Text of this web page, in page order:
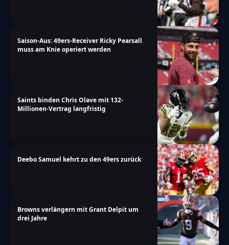
Saison-Aus: 49ers-Receiver Ricky Pearsall
muss am Knie operiert werden
Saints binden Chris Olave mit 132-
Millionen-Vertrag langfristig
Deebo Samuel kehrt zu den 49ers zurück
Browns verlängern mit Grant Delpit um
drei Jahre